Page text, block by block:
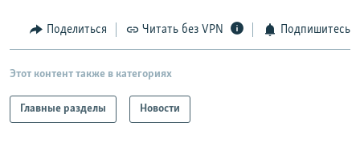
Поделиться Читать без VPN Подпишитесь
Этот контент также в категориях
Главные разделы Новости